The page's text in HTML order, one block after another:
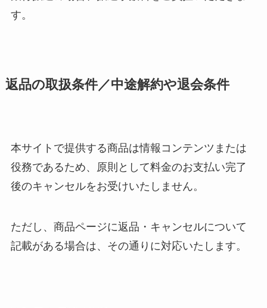
す。
返品の取扱条件／中途解約や退会条件
本サイトで提供する商品は情報コンテンツまたは
役務であるため、原則として料金のお支払い完了
後のキャンセルをお受けいたしません。
ただし、商品ページに返品・キャンセルについて
記載がある場合は、その通りに対応いたします。